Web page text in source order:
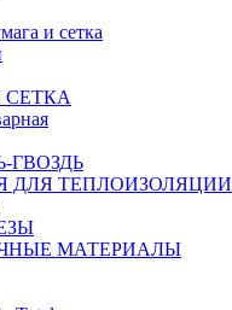
и сетка
ГВОЗДЬ
ДЛЯ ТЕПЛОИЗОЛЯЦИИ
МАТЕРИАЛЫ